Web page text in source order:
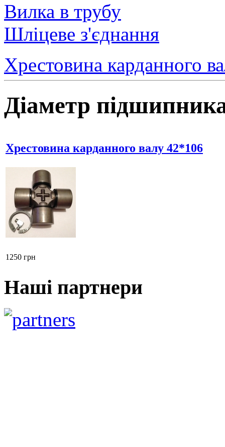
Вилка в трубу
Шліцеве з'єднання
Хрестовина карданного
Діаметр
Хрестовина карданного валу 42*106
1250 грн
Наші партнери